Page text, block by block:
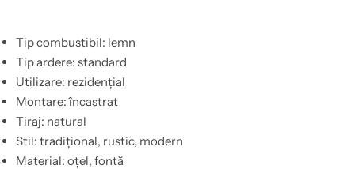
Tip combustibil: lemn
Tip ardere: standard
Utilizare: rezidențial
Montare: încastrat
Tiraj: natural
Stil: tradițional, rustic, modern
Material: oțel, fontă